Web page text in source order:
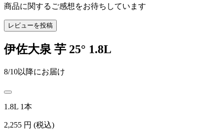
商品に関するご感想をお待ちしています
レビューを投稿
伊佐大泉 芋 25° 1.8L
8/10以降にお届け
1.8L 1本
2,255 円 (税込)